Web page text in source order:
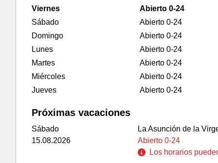
Viernes
Abierto 0-24
Sábado
Abierto 0-24
Domingo
Abierto 0-24
Lunes
Abierto 0-24
Martes
Abierto 0-24
Miércoles
Abierto 0-24
Jueves
Abierto 0-24
Próximas vacaciones
Sábado
La Asunción de la
15.08.2026
Abierto 0-24
Los horarios